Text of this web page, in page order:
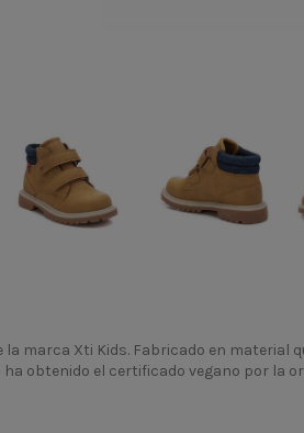
la marca Xti Kids. Fabricado en material
ha obtenido el certificado vegano por la